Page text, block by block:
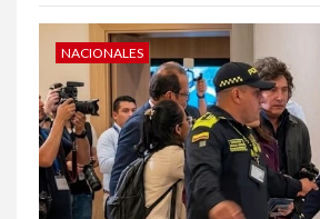
NACIONALES